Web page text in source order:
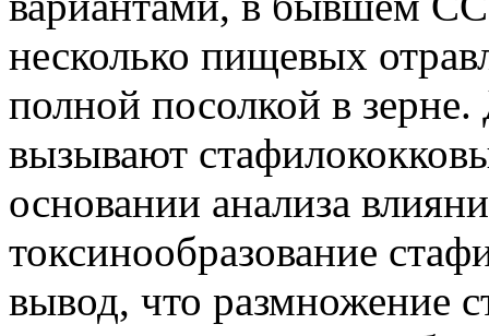
несколько пищевых
полной посолкой в
вызывают
основании анализа
токсинообразование
вывод, что размножение